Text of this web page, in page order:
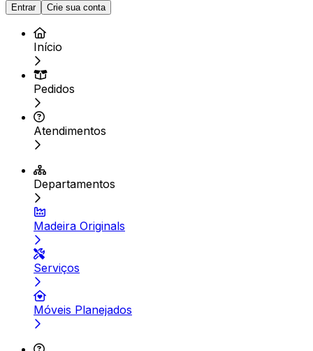
Entrar Crie sua conta
Início
Pedidos
Atendimentos
Departamentos
Madeira Originals
Serviços
Móveis Planejados